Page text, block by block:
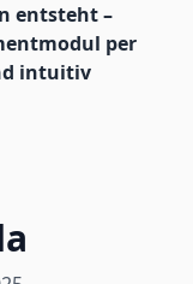
entsteht –
per
intuitiv